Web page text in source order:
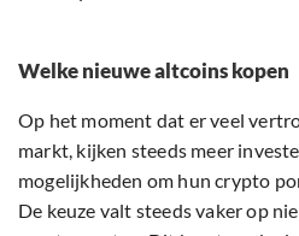
Welke nieuwe altcoins kopen
Op het moment dat er veel
markt, kijken steeds meer
mogelijkheden om hun crypto
De keuze valt steeds vaker op